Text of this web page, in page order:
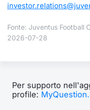
Fonte: Juventus Football
2026-07-28
Per supporto
profile: